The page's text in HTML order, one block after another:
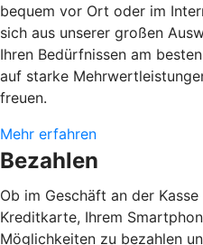
bequem vor Ort oder im
sich aus unserer großen
Ihren Bedürfnissen am
auf starke
freuen.
Mehr erfahren
Bezahlen
Ob im Geschäft an der
Kreditkarte, Ihrem
Möglichkeiten zu bezahlen